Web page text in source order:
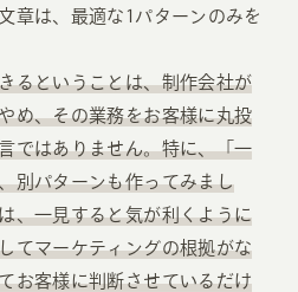
章は、最適な1パターンのみを
るということは、制作会社が
め、その業務をお客様に丸投
ではありません。特に、「一
別パターンも作ってみまし
、一見すると気が利くように
てマーケティングの根拠がな
お客様に判断させているだけ